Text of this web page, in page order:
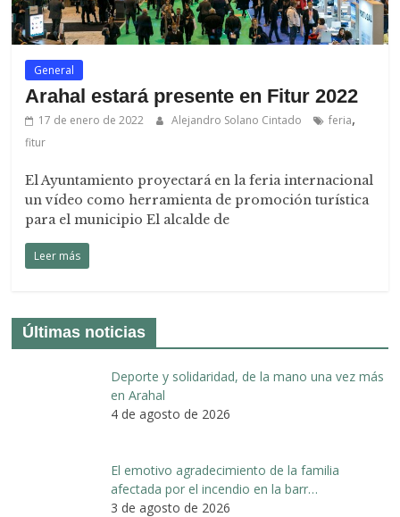
General
Arahal estará presente en Fitur 2022
17 de enero de 2022 Alejandro Solano Cintado feria,
fitur
El Ayuntamiento proyectará en la feria internacional
un vídeo como herramienta de promoción turística
para el municipio El alcalde de
Leer más
Últimas noticias
Deporte y solidaridad, de la mano una vez más
en Arahal
4 de agosto de 2026
El emotivo agradecimiento de la familia
afectada por el incendio en la barr…
3 de agosto de 2026